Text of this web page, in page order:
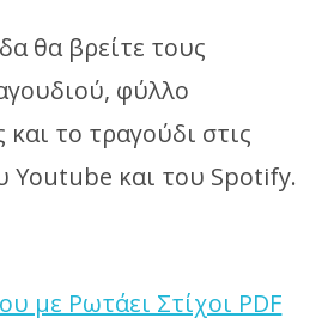
θα βρείτε τους
φύλλο
το τραγούδι στις
Youtube και του Spotify.
με Ρωτάει Στίχοι PDF